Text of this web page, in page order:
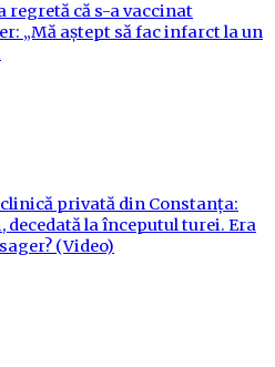
regretă că s-a vaccinat
„Mă aștept să fac infarct la un
privată din Constanța:
decedată la începutul turei. Era
(Video)